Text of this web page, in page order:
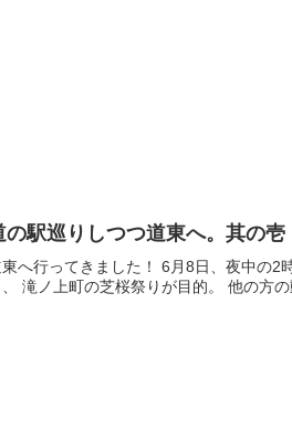
駅巡りしつつ道東へ。其の壱
へ行ってきました！ 6月8日、夜中の
滝ノ上町の芝桜祭りが目的。 他の方